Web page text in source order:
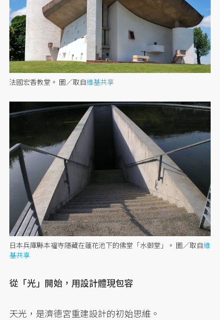
法國宏香教堂。 圖／取自維基共享
日本兵庫縣本福寺隱藏在蓮花池下的佛堂「水御堂」。 圖／取自維
基共享
從「光」開始，用設計體現包容
天光，是濟德宮重建設計的初始思維。